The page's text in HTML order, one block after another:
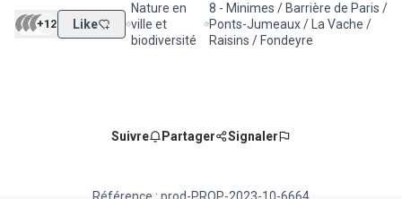
+12 Like Filtrer les résultats de la catégorie : Nature en
Nature en
ville et
biodiversité
Filtrer les résultats pour le secteur
8 - Minimes / Barrière de Paris /
Ponts-Jumeaux / La Vache /
Raisins / Fondeyre
Suivre Partager Signaler